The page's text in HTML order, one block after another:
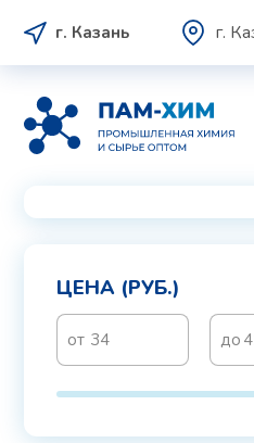
г. Казань г.
ЦЕНА (РУБ.)